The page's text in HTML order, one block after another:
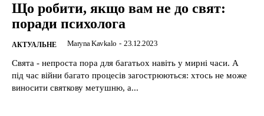
Що робити, якщо вам не до свят:
поради психолога
АКТУАЛЬНЕ Maryna Kavkalo - 23.12.2023
Свята - непроста пора для багатьох навіть у мирні часи. А
під час війни багато процесів загострюються: хтось не може
виносити святкову метушню, а...